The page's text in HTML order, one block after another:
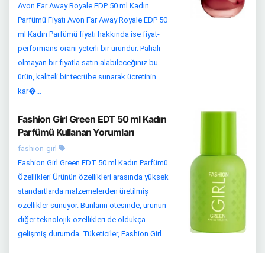
Avon Far Away Royale EDP 50 ml Kadın
Parfümü Fiyatı Avon Far Away Royale EDP 50
ml Kadın Parfümü fiyatı hakkında ise fiyat-
performans oranı yeterli bir üründür. Pahalı
olmayan bir fiyatla satın alabileceğiniz bu
ürün, kaliteli bir tecrübe sunarak ücretinin
kar�...
Fashion Girl Green EDT 50 ml Kadın
Parfümü Kullanan Yorumları
fashion-girl
Fashion Girl Green EDT 50 ml Kadın Parfümü
Özellikleri Ürünün özellikleri arasında yüksek
standartlarda malzemelerden üretilmiş
özellikler sunuyor. Bunların ötesinde, ürünün
diğer teknolojik özellikleri de oldukça
gelişmiş durumda. Tüketiciler, Fashion Girl...